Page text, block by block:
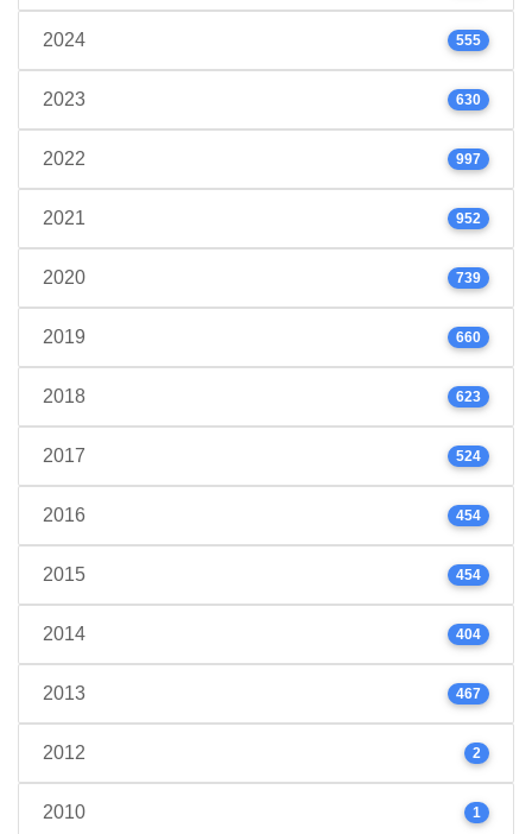
2024 555
2023 630
2022 997
2021 952
2020 739
2019 660
2018 623
2017 524
2016 454
2015 454
2014 404
2013 467
2012 2
2010 1